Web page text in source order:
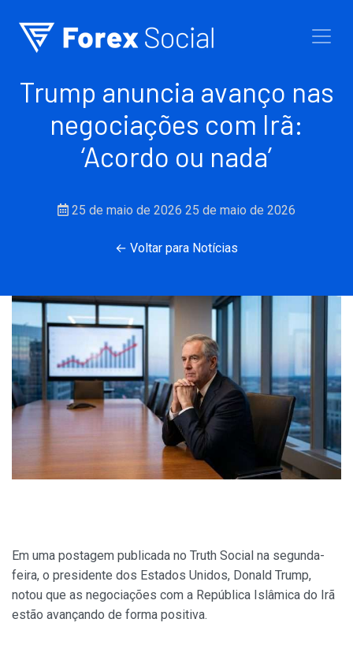
Trump anuncia avanço nas
negociações com Irã:
‘Acordo ou nada’
25 de maio de 2026 25 de maio de 2026
← Voltar para Notícias
Em uma postagem publicada no Truth Social na segunda-
feira, o presidente dos Estados Unidos, Donald Trump,
notou que as negociações com a República Islâmica do Irã
estão avançando de forma positiva.